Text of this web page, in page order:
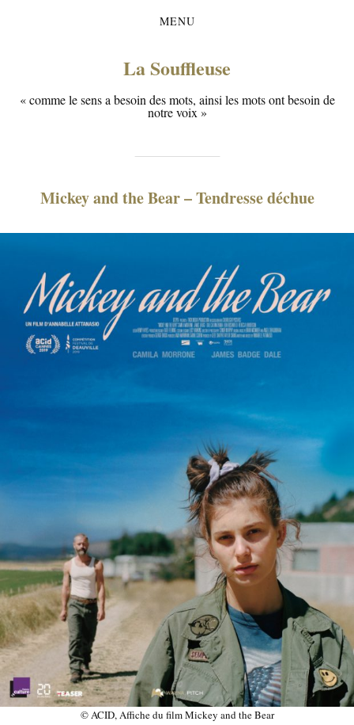
MENU
La Souffleuse
« comme le sens a besoin des mots, ainsi les mots ont besoin de
notre voix »
Mickey and the Bear – Tendresse déchue
© ACID, Affiche du film Mickey and the Bear